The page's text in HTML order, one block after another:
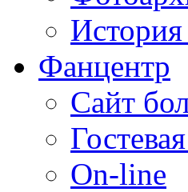
История
Фанцентр
Сайт
On-line